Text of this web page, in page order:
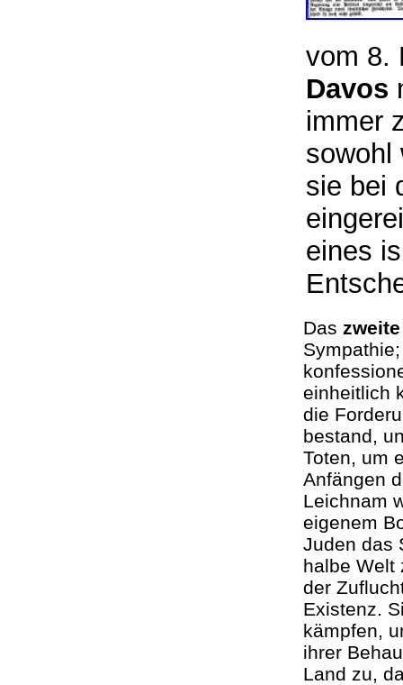
vom 8.
Davos
immer
sowohl
sie bei
eines
Das
einheitlich
die
bestand,
Toten, um
Anfängen
Leichnam
eigenem
Juden das
halbe Welt
der
Existenz.
kämpfen,
ihrer
Land zu,